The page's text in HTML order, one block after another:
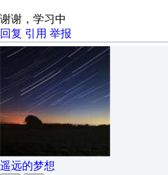
谢谢，学习中
回复 引用 举报
遥远的梦想